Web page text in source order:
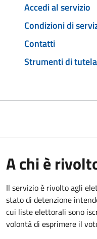
Accedi al servizio
Condizioni di
Contatti
Strumenti di tutela
A chi è
Il servizio è rivolto agli
stato di detenzione
cui liste elettorali sono
volontà di esprimere il